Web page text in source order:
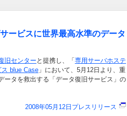
ービスに世界最高水準のデータ
旧センター と提携し、「 専用サーバホステ
blue Case 」において、5月12日より、重
ータを救出する「データ復旧サービス」の
2008年05月12日プレスリリース